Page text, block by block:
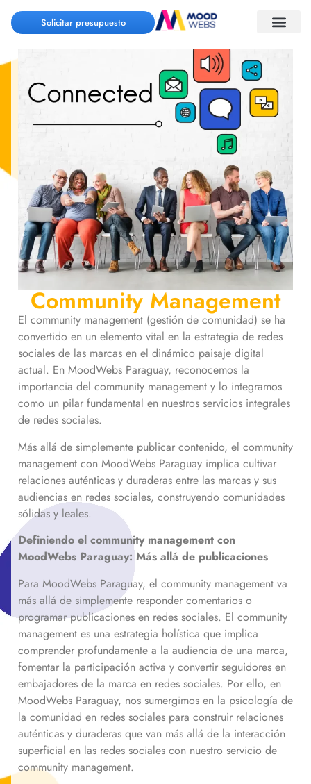
Solicitar presupuesto
Community Management
El community management (gestión de comunidad) se ha
convertido en un elemento vital en la estrategia de redes
sociales de las marcas en el dinámico paisaje digital
actual. En MoodWebs Paraguay, reconocemos la
importancia del community management y lo integramos
como un pilar fundamental en nuestros servicios integrales
de redes sociales.
Más allá de simplemente publicar contenido, el community
management con MoodWebs Paraguay implica cultivar
relaciones auténticas y duraderas entre las marcas y sus
audiencias en redes sociales, construyendo comunidades
sólidas y leales.
Definiendo el community management con
MoodWebs Paraguay: Más allá de publicaciones
Para MoodWebs Paraguay, el community management va
más allá de simplemente responder comentarios o
programar publicaciones en redes sociales. El community
management es una estrategia holística que implica
comprender profundamente a la audiencia de una marca,
fomentar la participación activa y convertir seguidores en
embajadores de la marca en redes sociales. Por ello, en
MoodWebs Paraguay, nos sumergimos en la psicología de
la comunidad en redes sociales para construir relaciones
auténticas y duraderas que van más allá de la interacción
superficial en las redes sociales con nuestro servicio de
community management.